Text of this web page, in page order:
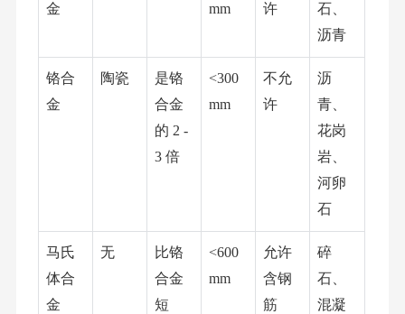
金
mm
许
石、
沥青
铬合
金
陶瓷
是铬
合金
的 2 -
3 倍
<300
mm
不允
许
沥
青、
花岗
岩、
河卵
石
马氏
体合
金
无
比铬
合金
短
<600
mm
允许
含钢
筋
碎
石、
混凝